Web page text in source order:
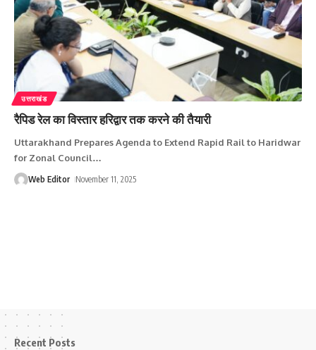
उत्तराखंड
रैपिड रेल का विस्तार हरिद्वार तक करने की तैयारी
Uttarakhand Prepares Agenda to Extend Rapid Rail to Haridwar
for Zonal Council…
Web Editor November 11, 2025
Recent Posts